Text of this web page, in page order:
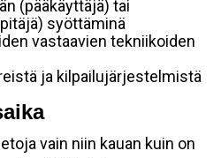
(pääkäyttäjä) tai
syöttäminä
vastaavien tekniikoiden
ja kilpailujärjestelmistä
vain niin kauan kuin on